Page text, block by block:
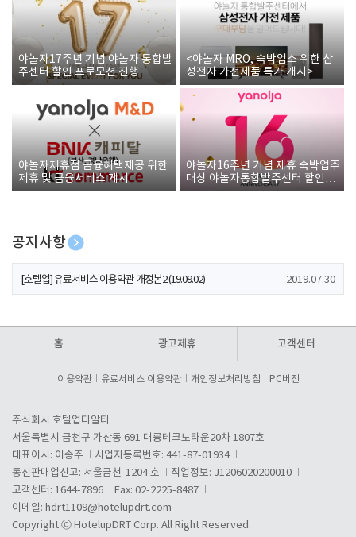
야놀자17주년 기념 야놀자 통합발
주센터 할인 프로모션 진행
<야놀자 MRO, 숙박업소 위한 삼
성전자 가전제품 특가 개시>
야놀자제휴점 금융혜택제공 위한
제휴 및 금융서비스 게시
야놀자16주년 기념 제휴 숙박업주
대상 야놀자통합발주센터 할인쿠
폰 증정
공지사항
[호텔업] 개인정보 처리방침 개정본1 (19.09.02)
[호텔업] 유료서비스 이용약관 개정본2 (19.09.02) 2019.07.30
홈 광고제휴 고객센터
이용약관 유료서비스 이용약관 개인정보처리방침 PC버전
주식회사 호텔업디알티
서울특별시 금천구 가산동 691 대륭테크노타운20차 1807호
대표이사: 이송주
사업자등록번호: 441-87-01934
통신판매업신고: 서울금천-1204 호
직업정보: J1206020200010
고객센터: 1644-7896
Fax: 02-2225-8487
이메일: hdrt1109@hotelupdrt.com
Copyright ⓒ HotelupDRT Corp. All Right Reserved.